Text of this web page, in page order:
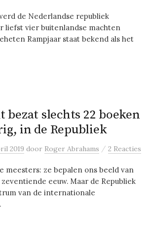
de Nederlandse republiek
liefst vier buitenlandse machten
Rampjaar staat bekend als het
bezat slechts 22 boeken
in de Republiek
2019 door Roger Abrahams / 2 Reacties
meesters: ze bepalen ons beeld van
eeuw. Maar de Republiek
van de internationale